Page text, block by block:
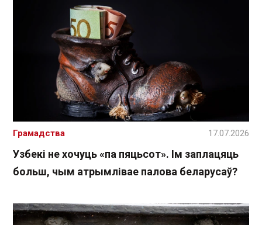
Узбекі не хочуць «па пяцьсот». Ім заплацяць
больш, чым атрымлівае палова беларусаў?
Грамадства 17.07.2026